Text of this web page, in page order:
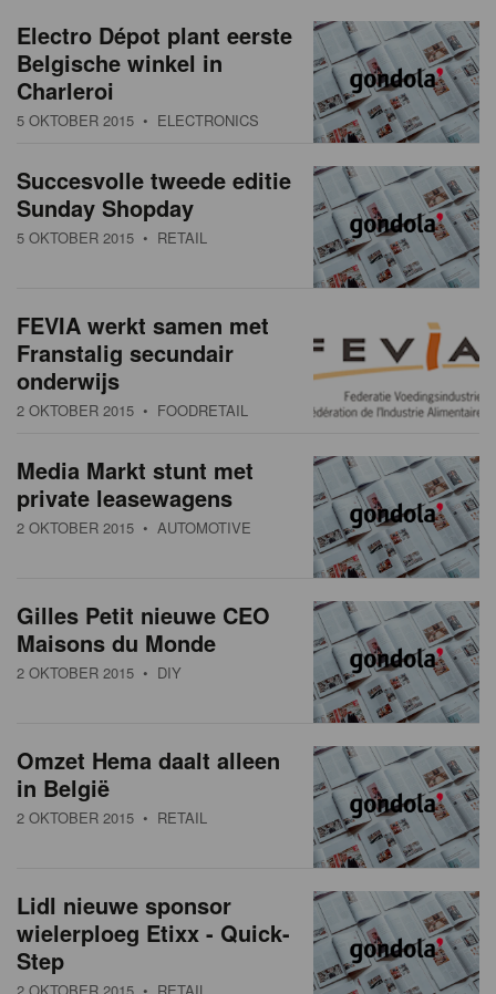
w
s
o
e
c
h
Electro Dépot plant eerste
Belgische winkel in
Charleroi
5 OKTOBER 2015 • ELECTRONICS
Succesvolle tweede editie
Sunday Shopday
5 OKTOBER 2015 • RETAIL
FEVIA werkt samen met
Franstalig secundair
onderwijs
2 OKTOBER 2015 • FOODRETAIL
Media Markt stunt met
private leasewagens
2 OKTOBER 2015 • AUTOMOTIVE
Gilles Petit nieuwe CEO
Maisons du Monde
2 OKTOBER 2015 • DIY
Omzet Hema daalt alleen
in België
2 OKTOBER 2015 • RETAIL
Lidl nieuwe sponsor
wielerploeg Etixx - Quick-
Step
a
t
i
o